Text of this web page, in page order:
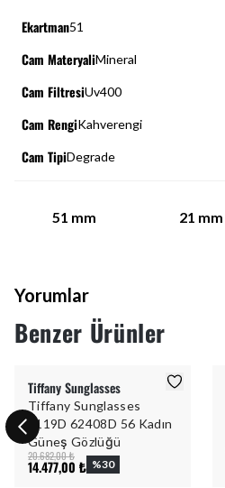
Ekartman51
Cam MateryaliMineral
Cam FiltresiUv400
Cam RengiKahverengi
Cam TipiDegrade
51 mm 21 mm
Yorumlar
Benzer Ürünler
Tiffany Sunglasses
Tiffany Sunglasses
3119D 62408D 56 Kadın
Güneş Gözlüğü
20.682,00 ₺
14.477,00 ₺ %30